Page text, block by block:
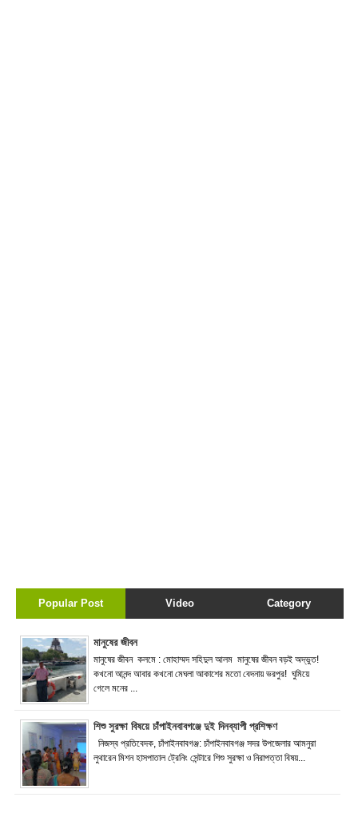
Popular Post Video Category
মানুষের জীবন
মানুষের জীবন কলমে : মোহাম্মদ সহিদুল আলম মানুষের জীবন বড়ই অদ্ভুত!
কখনো আনন্দ আবার কখনো মেঘলা আকাশের মতো বেদনায় ভরপুর! ঘুমিয়ে
গেলে মনের ...
শিশু সুরক্ষা বিষয়ে চাঁপাইনবাবগঞ্জে দুই দিনব্যাপী প্রশিক্ষণ
নিজস্ব প্রতিবেদক, চাঁপাইনবাবগঞ্জ: চাঁপাইনবাবগঞ্জ সদর উপজেলার আমনুরা
লুথারেন মিশন হাসপাতাল ট্রেনিং সেন্টারে শিশু সুরক্ষা ও নিরাপত্তা বিষয়...